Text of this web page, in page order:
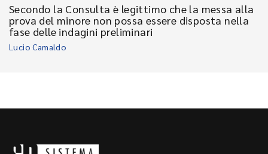
Secondo la Consulta è legittimo che la messa alla
prova del minore non possa essere disposta nella
fase delle indagini preliminari
Lucio Camaldo